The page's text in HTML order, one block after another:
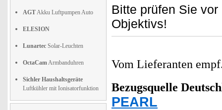
AGTAkku Luftpumpen Auto
ELESION
Lunartec Solar-Leuchten
OctaCamArmbanduhren
Sichler Haushaltsgeräte
Luftkühler mit Ionisatorfunktion
Bitte prüfen Sie
Objektivs!
Vom Lieferanten
Bezugsquelle
PEARL